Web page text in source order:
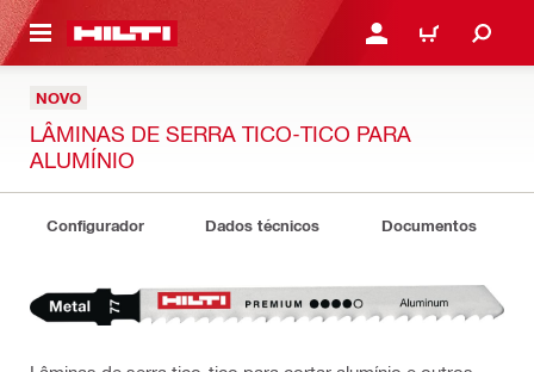
CONTENT ENTRAR OU REGISTAR
CARRINHO
NOVO
LÂMINAS DE SERRA TICO-TICO PARA
ALUMÍNIO
Configurador Dados técnicos Documentos